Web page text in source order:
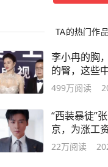
TA的热门作品
李小冉的胸
的臀，这些
能迷死人
499万阅读
“西装暴徒”
京，为涨工
“砍”
22万阅读